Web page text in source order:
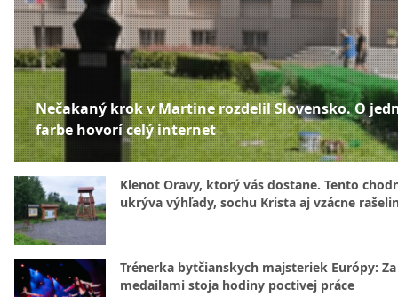
Nečakaný krok v Martine rozdelil Slovensko. O
farbe hovorí celý internet
Klenot Oravy, ktorý vás dostane. Tento
ukrýva výhľady, sochu Krista aj vzácne
Trénerka bytčianskych majsteriek Európy: Za
medailami stoja hodiny poctivej práce